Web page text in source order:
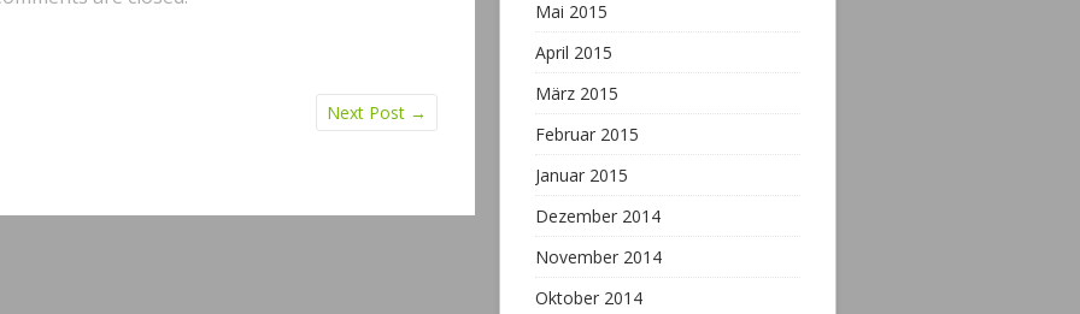
Next Post →
Mai 2015
April 2015
März 2015
Februar 2015
Januar 2015
Dezember 2014
November 2014
Oktober 2014